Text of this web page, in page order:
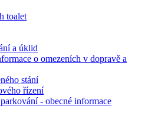
toalet
a úklid
o omezeních v dopravě a
stání
řízení
- obecné informace